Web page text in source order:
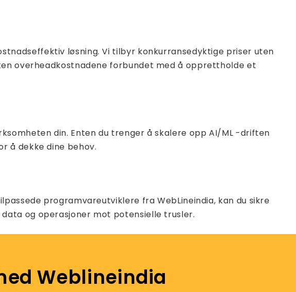
løsning. Vi tilbyr konkurransedyktige priser uten
overheadkostnadene forbundet med å opprettholde et
din. Enten du trenger å skalere opp AI/ML -driften
å dekke dine behov.
programvareutviklere fra WebLineindia, kan du sikre
og operasjoner mot potensielle trusler.
Weblineindia